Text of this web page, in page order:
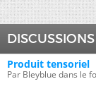
Produit tensoriel
Par Bleyblue dans le